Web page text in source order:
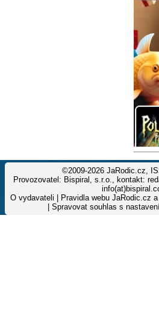
©2009-2026 JaRodic.cz,
Provozovatel: Bispiral, s.r.o., kontakt:
O vydavateli
Pravidla webu JaRodic.cz
Spravovat souhlas s